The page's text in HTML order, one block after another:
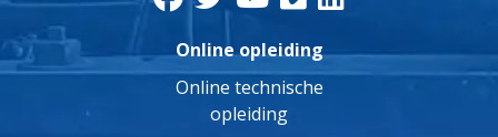
Online opleiding
Online technische
opleiding